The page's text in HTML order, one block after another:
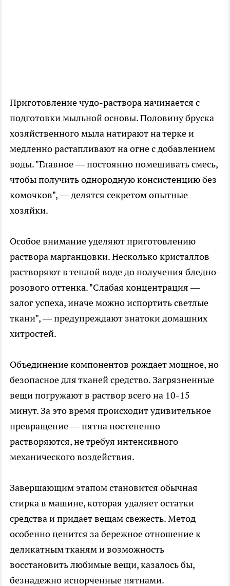
Приготовление чудо-раствора начинается с
подготовки мыльной основы. Половину бруска
хозяйственного мыла натирают на терке и
медленно растапливают на огне с добавлением
воды. "Главное — постоянно помешивать смесь,
чтобы получить однородную консистенцию без
комочков", — делятся секретом опытные
хозяйки.
Особое внимание уделяют приготовлению
раствора марганцовки. Несколько кристаллов
растворяют в теплой воде до получения бледно-
розового оттенка. "Слабая концентрация —
залог успеха, иначе можно испортить светлые
ткани", — предупреждают знатоки домашних
хитростей.
Объединение компонентов рождает мощное, но
безопасное для тканей средство. Загрязненные
вещи погружают в раствор всего на 10-15
минут. За это время происходит удивительное
превращение — пятна постепенно
растворяются, не требуя интенсивного
механического воздействия.
Завершающим этапом становится обычная
стирка в машине, которая удаляет остатки
средства и придает вещам свежесть. Метод
особенно ценится за бережное отношение к
деликатным тканям и возможность
восстановить любимые вещи, казалось бы,
безнадежно испорченные пятнами.